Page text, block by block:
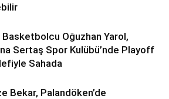
Basketbolcu Oğuzhan Yarol,
Sertaş Spor Kulübü’nde Playoff
Sahada
Bekar, Palandöken’de